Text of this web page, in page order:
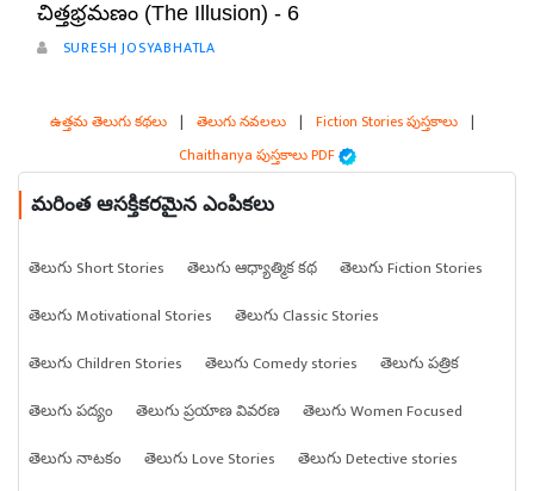
చిత్తభ్రమణం (The Illusion) - 6
SURESH JOSYABHATLA
ఉత్తమ తెలుగు కథలు | తెలుగు నవలలు | Fiction Stories పుస్తకాలు |
Chaithanya పుస్తకాలు PDF
మరింత ఆసక్తికరమైన ఎంపికలు
తెలుగు Short Stories తెలుగు ఆధ్యాత్మిక కథ
తెలుగు Fiction Stories
తెలుగు Motivational Stories
తెలుగు Classic Stories
తెలుగు Children Stories
తెలుగు Comedy stories
తెలుగు పత్రిక
తెలుగు పద్యం
తెలుగు ప్రయాణ వివరణ
తెలుగు Women Focused
తెలుగు నాటకం
తెలుగు Love Stories
తెలుగు Detective stories